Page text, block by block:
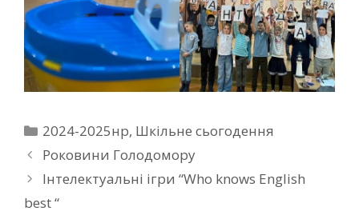
2024-2025нр, Шкільне сьогодення
Роковини Голодомору
Інтелектуальні ігри “Who knows English
best “